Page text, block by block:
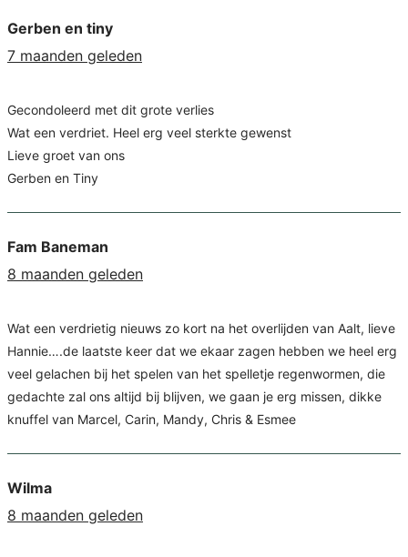
Gerben en tiny
7 maanden geleden
Gecondoleerd met dit grote verlies
Wat een verdriet. Heel erg veel sterkte gewenst
Lieve groet van ons
Gerben en Tiny
Fam Baneman
8 maanden geleden
Wat een verdrietig nieuws zo kort na het overlijden van Aalt, lieve
Hannie….de laatste keer dat we ekaar zagen hebben we heel erg
veel gelachen bij het spelen van het spelletje regenwormen, die
gedachte zal ons altijd bij blijven, we gaan je erg missen, dikke
knuffel van Marcel, Carin, Mandy, Chris & Esmee
Wilma
8 maanden geleden